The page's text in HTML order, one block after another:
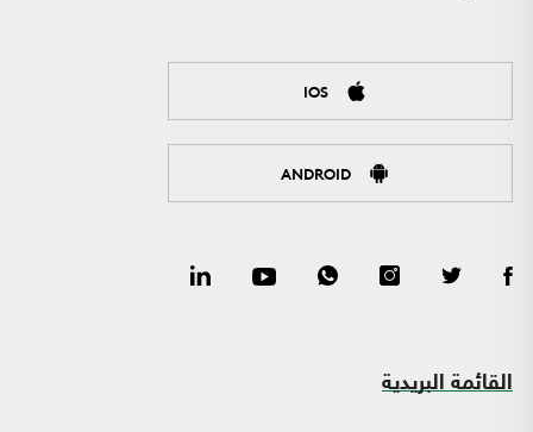
IOS
ANDROID
القائمة البريدية